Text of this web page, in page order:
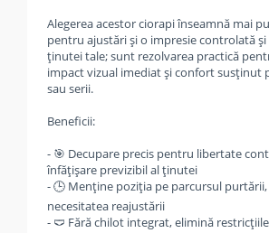
Alegerea acestor ciorapi înseamnă mai
pentru ajustări și o impresie controlată
ținutei tale; sunt rezolvarea practică
impact vizual imediat și confort susținut
sau serii.
Beneficii:
- 🎯 Decupare precis pentru libertate
înfățișare previzibil al ținutei
- 🕒 Menține poziția pe parcursul
necesitatea reajustării
- 🩲 Fără chilot integrat, elimină